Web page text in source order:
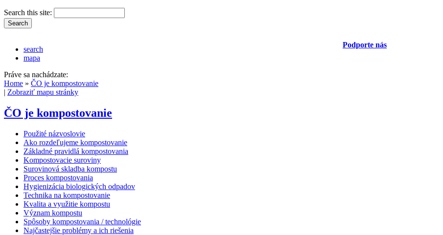
Search this site:
Podporte nás
search
mapa
Práve sa nachádzate:
Home » ČO je kompostovanie
| Zobraziť mapu stránky
ČO je kompostovanie
Použité názvoslovie
Ako rozdeľujeme kompostovanie
Základné pravidlá kompostovania
Kompostovacie suroviny
Surovinová skladba kompostu
Proces kompostovania
Hygienizácia biologických odpadov
Technika na kompostovanie
Kvalita a využitie kompostu
Význam kompostu
Spôsoby kompostovania / technológie
Najčastejšie problémy a ich riešenia